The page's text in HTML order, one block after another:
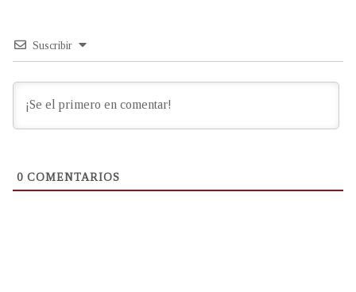
Suscribir
0 COMENTARIOS